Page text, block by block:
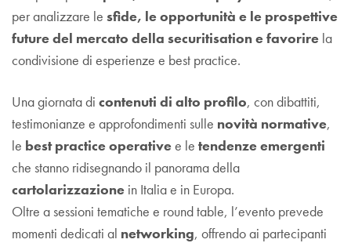
per analizzare lesfide, le opportunità e le prospettive
future del mercato della securitisation e favorire la
condivisione di esperienze e best practice.
Una giornata dicontenuti di alto profilo, con dibattiti,
testimonianze e approfondimenti sulle novità normative,
le best practice operativee letendenze emergenti
che stanno ridisegnando il panorama della
cartolarizzazione in Italia e in Europa.
Oltre a sessioni tematiche e round table, l’evento prevede
momenti dedicati al networking, offrendo ai partecipanti